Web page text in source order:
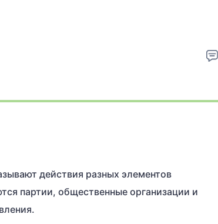
действия разных элементов
партии, общественные организации и